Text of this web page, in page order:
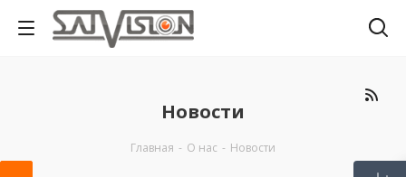
Новости
Главная - О нас - Новости